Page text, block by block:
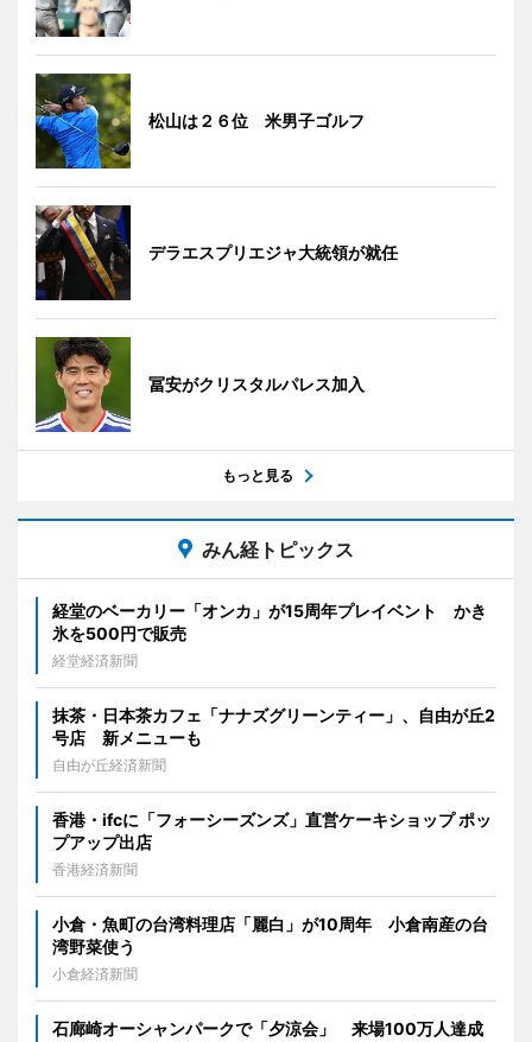
松山は２６位 米男子ゴルフ
デラエスプリエジャ大統領が就任
冨安がクリスタルパレス加入
もっと見る
みん経トピックス
経堂のベーカリー「オンカ」が15周年プレイベント かき
氷を500円で販売
経堂経済新聞
抹茶・日本茶カフェ「ナナズグリーンティー」、自由が丘2
号店 新メニューも
自由が丘経済新聞
香港・ifcに「フォーシーズンズ」直営ケーキショップ ポッ
プアップ出店
香港経済新聞
小倉・魚町の台湾料理店「麗白」が10周年 小倉南産の台
湾野菜使う
小倉経済新聞
石廊崎オーシャンパークで「夕涼会」 来場100万人達成